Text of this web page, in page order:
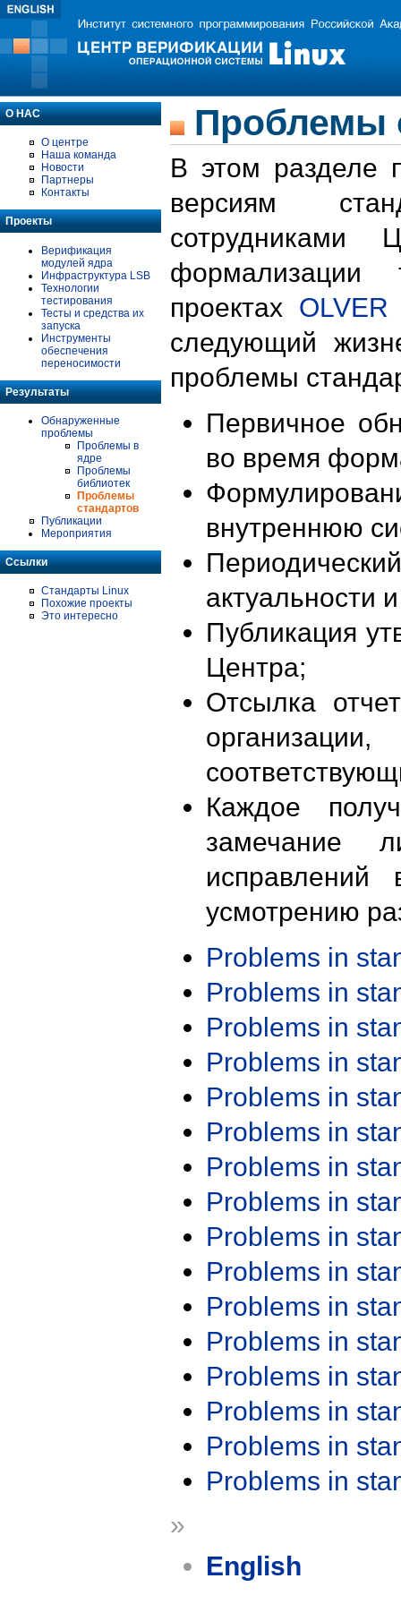
О НАС
О центре
Наша команда
Новости
Партнеры
Контакты
Проекты
Верификация
модулей ядра
Инфраструктура LSB
Технологии
тестирования
Тесты и средства их
запуска
Инструменты
обеспечения
переносимости
Результаты
Обнаруженные
проблемы
Проблемы в
ядре
Проблемы
библиотек
Проблемы
стандартов
Публикации
Мероприятия
Ссылки
Стандарты Linux
Похожие проекты
Это интересно
Проблемы
В этом разделе
версиям
формализации
проектах OLVER
следующий
проблемы
Первичное
во время
внутреннюю
актуальности
Публикация
Центра;
Отсылка
Каждое
замечание
исправлений
усмотрению
Problems in
Problems in
Problems in
Problems in
Problems in
Problems in
Problems in
Problems in
Problems in
Problems in
Problems in
Problems in
Problems in
Problems in
Problems in
Problems in
»
English